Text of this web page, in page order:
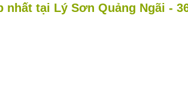
nhất tại Lý Sơn Quảng Ngãi -